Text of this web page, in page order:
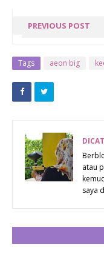
PREVIOUS POST
Tags aeon big
atau
saya